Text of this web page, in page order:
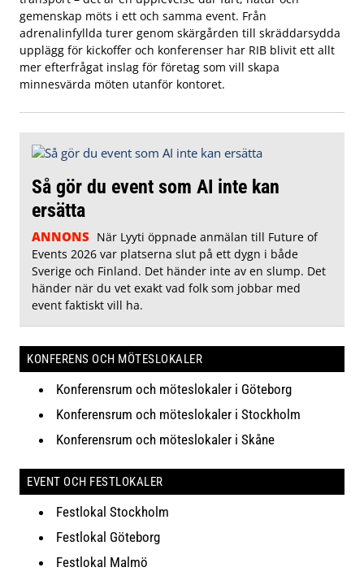
gemenskap möts i ett och samma event. Från
adrenalinfyllda turer genom skärgården till skräddarsydda
upplägg för kickoffer och konferenser har RIB blivit ett allt
mer efterfrågat inslag för företag som vill skapa
minnesvärda möten utanför kontoret.
Så gör du event som AI inte kan
ersätta
ANNONS När Lyyti öppnade anmälan till Future of
Events 2026 var platserna slut på ett dygn i både
Sverige och Finland. Det händer inte av en slump. Det
händer när du vet exakt vad folk som jobbar med
event faktiskt vill ha.
KONFERENS OCH MÖTESLOKALER
Konferensrum och möteslokaler i Göteborg
Konferensrum och möteslokaler i Stockholm
Konferensrum och möteslokaler i Skåne
EVENT OCH FESTLOKALER
Festlokal Stockholm
Festlokal Göteborg
Festlokal Malmö